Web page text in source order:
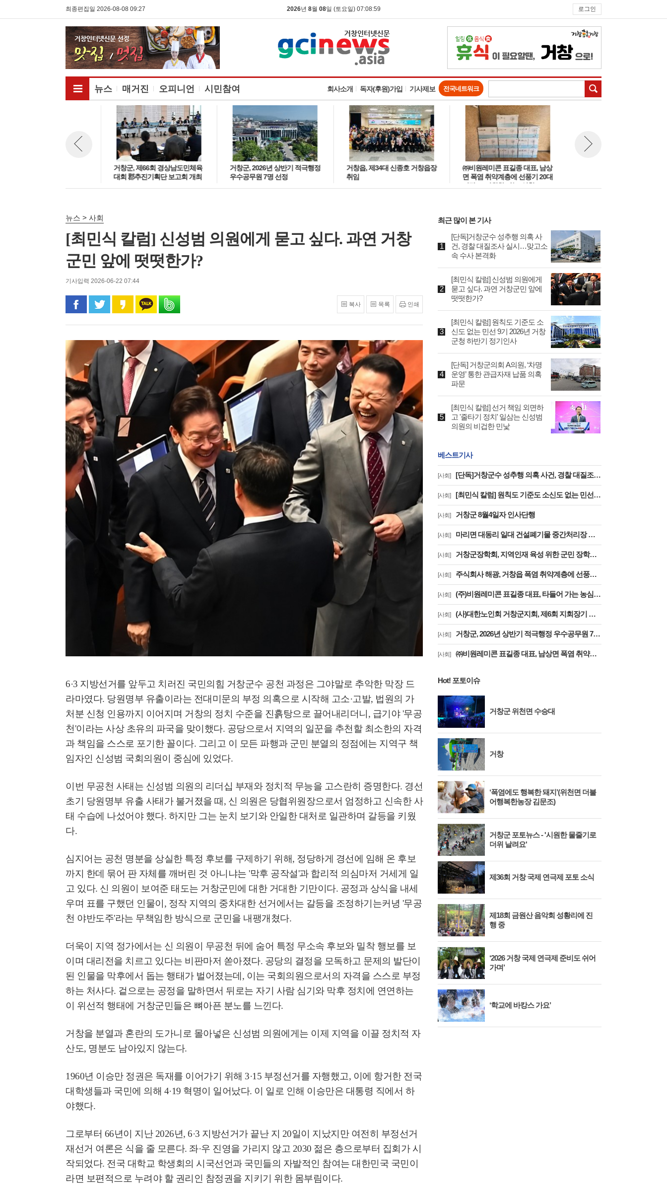
최종편집일 2026-08-08 09:27 2026년 8월 08일 (토요일) 07:09:00 로그인
뉴스 매거진 오피니언 시민참여 회사소개 독자(후원)가입 기사제보 전국네트워크
전체메뉴보기
거창군, 제66회 경상남도민체육
대회 郡추진기획단 보고회 개최
거창군, 2026년 상반기 적극행정
우수공무원 7명 선정
거창읍, 제34대 신종호 거창읍장
취임
㈜비원레미콘 표길종 대표, 남상
면 폭염 취약계층에 선풍기 20대
기탁… ‘시원한 나눔’ 실천
뉴스 > 사회
[최민식 칼럼] 신성범 의원에게 묻고 싶다. 과연 거창
군민 앞에 떳떳한가?
기사입력 2026-06-22 07:44
페이스북으로 공유
트위터로 공유카카오 스토리로 공유
카카오톡으로 공유
복사 목록 인쇄
6·3 지방선거를 앞두고 치러진 국민의힘 거창군수 공천 과정은 그야말로 추악한 막장 드
라마였다. 당원명부 유출이라는 전대미문의 부정 의혹으로 시작해 고소·고발, 법원의 가
처분 신청 인용까지 이어지며 거창의 정치 수준을 진흙탕으로 끌어내리더니, 급기야'무공
천'이라는 사상 초유의 파국을 맞이했다. 공당으로서 지역의 일꾼을 추천할 최소한의 자격
과 책임을 스스로 포기한 꼴이다. 그리고 이 모든 파행과 군민 분열의 정점에는 지역구 책
임자인 신성범 국회의원이 중심에 있었다.
이번 무공천 사태는 신성범 의원의 리더십 부재와 정치적 무능을 고스란히 증명한다. 경선
초기 당원명부 유출 사태가 불거졌을 때, 신 의원은 당협위원장으로서 엄정하고 신속한 사
태 수습에 나섰어야 했다. 하지만 그는 눈치 보기와 안일한 대처로 일관하며 갈등을 키웠
다.
심지어는 공천 명분을 상실한 특정 후보를 구제하기 위해, 정당하게 경선에 임해 온 후보
까지 한데 묶어 판 자체를 깨버린 것 아니냐는 '막후 공작설'과 합리적 의심마저 거세게 일
고 있다. 신 의원이 보여준 태도는 거창군민에 대한 거대한 기만이다. 공정과 상식을 내세
우며 표를 구했던 인물이, 정작 지역의 중차대한 선거에서는 갈등을 조정하기는커녕 '무공
천 야반도주'라는 무책임한 방식으로 군민을 내팽개쳤다.
더욱이 지역 정가에서는 신 의원이 무공천 뒤에 숨어 특정 무소속 후보와 밀착 행보를 보
이며 대리전을 치르고 있다는 비판마저 쏟아졌다. 공당의 결정을 모독하고 문제의 발단이
된 인물을 막후에서 돕는 행태가 벌어졌는데, 이는 국회의원으로서의 자격을 스스로 부정
하는 처사다. 겉으로는 공정을 말하면서 뒤로는 자기 사람 심기와 막후 정치에 연연하는
이 위선적 행태에 거창군민들은 뼈아픈 분노를 느낀다.
거창을 분열과 혼란의 도가니로 몰아넣은 신성범 의원에게는 이제 지역을 이끌 정치적 자
산도, 명분도 남아있지 않는다.
1960년 이승만 정권은 독재를 이어가기 위해 3·15 부정선거를 자행했고, 이에 항거한 전국
대학생들과 국민에 의해 4·19 혁명이 일어났다. 이 일로 인해 이승만은 대통령 직에서 하
야했다.
그로부터 66년이 지난 2026년, 6·3 지방선거가 끝난 지 20일이 지났지만 여전히 부정선거
재선거 여론은 식을 줄 모른다. 좌·우 진영을 가리지 않고 2030 젊은 층으로부터 집회가 시
작되었다. 전국 대학교 학생회의 시국선언과 국민들의 자발적인 참여는 대한민국 국민이
라면 보편적으로 누려야 할 권리인 참정권을 지키기 위한 몸부림이다.
최근 많이 본 기사
[단독]거창군수 성추행 의혹 사
건, 경찰 대질조사 실시…맞고소
속 수사 본격화
[최민식 칼럼] 신성범 의원에게
묻고 싶다. 과연 거창군민 앞에
떳떳한가?
[최민식 칼럼] 원칙도 기준도 소
신도 없는 민선 9기 2026년 거창
군청 하반기 정기인사
[단독] 거창군의회 A의원, ‘차명
운영’ 통한 관급자재 납품 의혹
파문
[최민식 칼럼] 선거 책임 외면하
고 '줄타기 정치' 일삼는 신성범
의원의 비겁한 민낯
베스트기사
[사회] [단독]거창군수 성추행 의혹 사건, 경찰 대질조사 실시…맞고소 속 수사 본격화
[사회] [최민식 칼럼] 원칙도 기준도 소신도 없는 민선 9기 2026년 거창군청 하반기 정기인사
[사회] 거창군 8월4일자 인사단행
[사회] 마리면 대동리 일대 건설폐기물 중간처리장 추진 절대 반대 기자 회견 및 집회
[사회] 거창군장학회, 지역인재 육성 위한 군민 장학금 기탁 잇따라
[사회] 주식회사 해광, 거창읍 폭염 취약계층에 선풍기 50대 기탁
[사회] (주)비원레미콘 표길종 대표, 타들어 가는 농심에 ‘생명수’ 싣고 달렸다
[사회] (사)대한노인회 거창군지회, 제6회 지회장기 한궁대회 성료
[사회] 거창군, 2026년 상반기 적극행정 우수공무원 7명 선정
[사회] ㈜비원레미콘 표길종 대표, 남상면 폭염 취약계층에 선풍기 20대 기탁… ‘시원한 나눔’ 실천
Hot! 포토이슈
거창군 위천면 수승대
거창
‘폭염에도 행복한 돼지’(위천면 더불
어행복한농장 김문조)
거창군 포토뉴스 - '시원한 물줄기로
더위 날려요'
제36회 거창 국제 연극제 포토 소식
제18회 금원산 음악회 성황리에 진
행 중
‘2026 거창 국제 연극제 준비도 쉬어
가며’
‘학교에 바캉스 가요’